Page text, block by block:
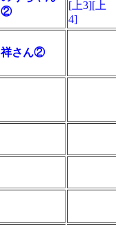
②
[上3][上
4]
祥さん②